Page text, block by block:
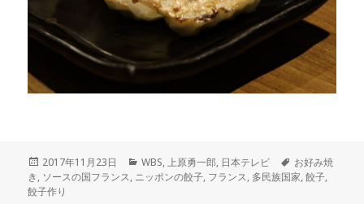
投
稿
日:
2017年11月23日
カ
テ
WBS,上原勇一郎, 日本テレビ
タ
グ
お好み焼
き, ソースの国フランス, ニッポンの餃子, フランス, 多民族国家,餃子,
餃子作り